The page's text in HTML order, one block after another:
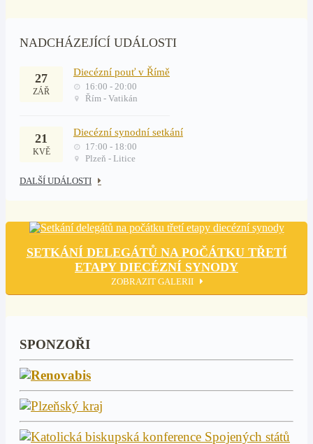
NADCHÁZEJÍCÍ UDÁLOSTI
27
ZÁŘ
Diecézní pouť v Římě
16:00 - 20:00
Řím - Vatikán
21
KVĚ
Diecézní synodní setkání
17:00 - 18:00
Plzeň - Litice
DALŠÍ UDÁLOSTI
SETKÁNÍ DELEGÁTŮ NA POČÁTKU TŘETÍ
ETAPY DIECÉZNÍ SYNODY
ZOBRAZIT GALERII
SPONZOŘI